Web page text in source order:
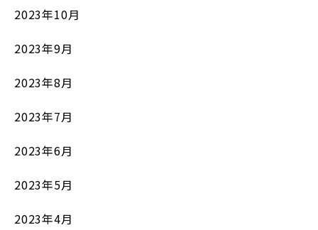
2023年10月
2023年9月
2023年8月
2023年7月
2023年6月
2023年5月
2023年4月